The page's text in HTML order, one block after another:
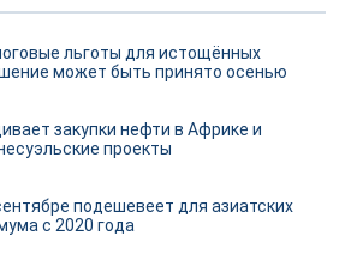
льготы для истощённых
может быть принято осенью
закупки нефти в Африке и
проекты
подешевеет для азиатских
с 2020 года